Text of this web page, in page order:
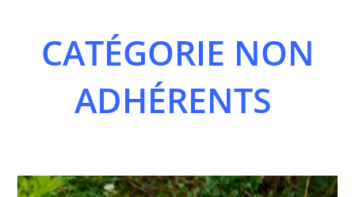
CATÉGORIE NON
ADHÉRENTS